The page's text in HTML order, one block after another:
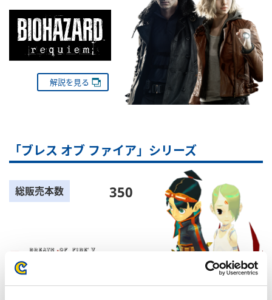
解説を見る
「ブレス オブ ファイア」シリーズ
総販売本数 350